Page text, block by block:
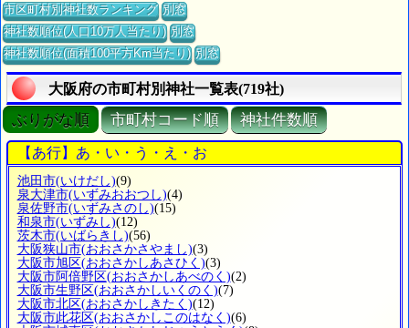
市区町村別神社数ランキング 別窓
神社数順位(人口10万人当たり) 別窓
神社数順位(面積100平方Km当たり) 別窓
大阪府の市町村別神社一覧表(719社)
ぶりがな順 市町村コード順 神社件数順
【あ行】あ・い・う・え・お
池田市(いけだし)(9)
泉大津市(いずみおおつし)(4)
泉佐野市(いずみさのし)(15)
和泉市(いずみし)(12)
茨木市(いばらきし)(56)
大阪狭山市(おおさかさやまし)(3)
大阪市旭区(おおさかしあさひく)(3)
大阪市阿倍野区(おおさかしあべのく)(2)
大阪市生野区(おおさかしいくのく)(7)
大阪市北区(おおさかしきたく)(12)
大阪市此花区(おおさかしこのはなく)(6)